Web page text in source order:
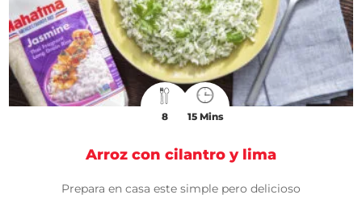
8 15 Mins
Arroz con cilantro y lima
Prepara en casa este simple pero delicioso